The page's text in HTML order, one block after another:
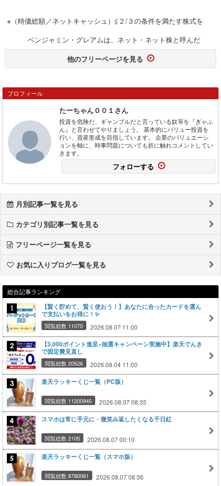
※（時価総額／ネットキャッシュ）≦２/３の条件を満たす株式を
ベンジャミン・グレアムは、ネット・ネット株と呼んだ
他のフリーページを見る
プロフィール
たーちゃん００１さん
投資を危険だ、ギャンブルだと言っている奴等を『ぎゃふ
ん』と言わせてやりましょう。 基本的にバリュー投資を
行い、資産形成を目指しています。 企業のバリュエーシ
ョンを軸に、時事問題についても折に触れコメントしてい
きます。
フォローする
月別記事一覧を見る
カテゴリ別記事一覧を見る
フリーページ一覧を見る
お気に入りブログ一覧を見る
総合記事ランキング
【賢く貯めて、賢く使おう！】あなたに合ったカードを選ん
で支払いをお得に！✨
閲覧総数 11070 2026.08.07 11:00
【3,000ポイント進呈×抽選キャンペーン実施中】楽天でんき
で固定費見直し
閲覧総数 20526 2026.08.04 11:00
楽天ラッキーくじ一覧（PC版）
閲覧総数 11200945 2026.08.07 08:35
スマホは常に手元に・微笑み返したくなる千日紅
閲覧総数 2105 2026.08.07 00:10
楽天ラッキーくじ一覧（スマホ版）
閲覧総数 8780061 2026.08.07 08:36